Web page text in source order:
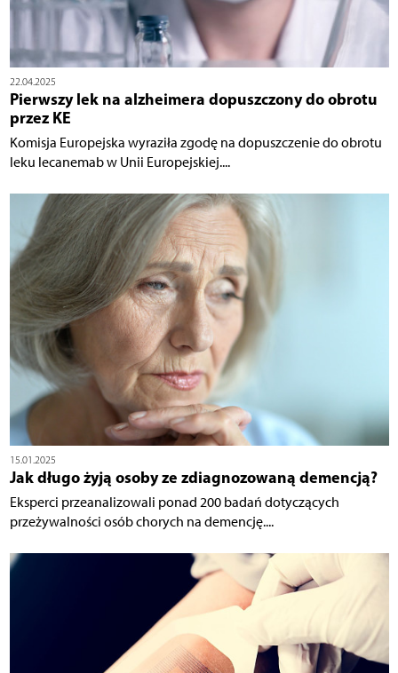
22.04.2025
Pierwszy lek na alzheimera dopuszczony do obrotu
przez KE
Komisja Europejska wyraziła zgodę na dopuszczenie do obrotu
leku lecanemab w Unii Europejskiej....
15.01.2025
Jak długo żyją osoby ze zdiagnozowaną demencją?
Eksperci przeanalizowali ponad 200 badań dotyczących
przeżywalności osób chorych na demencję....